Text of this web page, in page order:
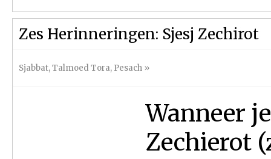
Zes Herinneringen: Sjesj Zechirot
Sjabbat,Talmoed Tora, Pesach »
Wanneer
Zechierot